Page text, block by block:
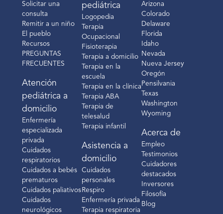
Solicitar una
consulta
Remitir a un niño
El pueblo
Recursos
PREGUNTAS
FRECUENTES
Atención
pediátrica a
domicilio
Enfermería
especializada
privada
Cuidados
respiratorios
Cuidados a bebés
prematuros
Cuidados paliativos
Cuidados
neurológicos
pediátrica
Logopedia
Terapia
Ocupacional
Fisioterapia
Terapia a domicilio
Terapia en la
escuela
Terapia en la clínica
Terapia ABA
Terapia de
telesalud
Terapia infantil
Asistencia a
domicilio
Cuidados
personales
Respiro
Enfermería privada
Terapia respiratoria
Arizona
Colorado
Delaware
Florida
Idaho
Nevada
Nueva Jersey
Oregón
Pensilvania
Texas
Washington
Wyoming
Acerca de
Empleo
Testimonios
Cuidadores
destacados
Inversores
Filosofía
Blog